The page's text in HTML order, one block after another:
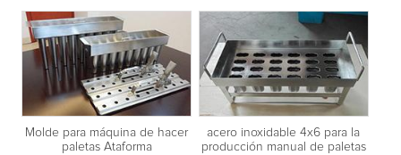
Molde para máquina de hacer
paletas Ataforma
acero inoxidable 4x6 para la
producción manual de paletas